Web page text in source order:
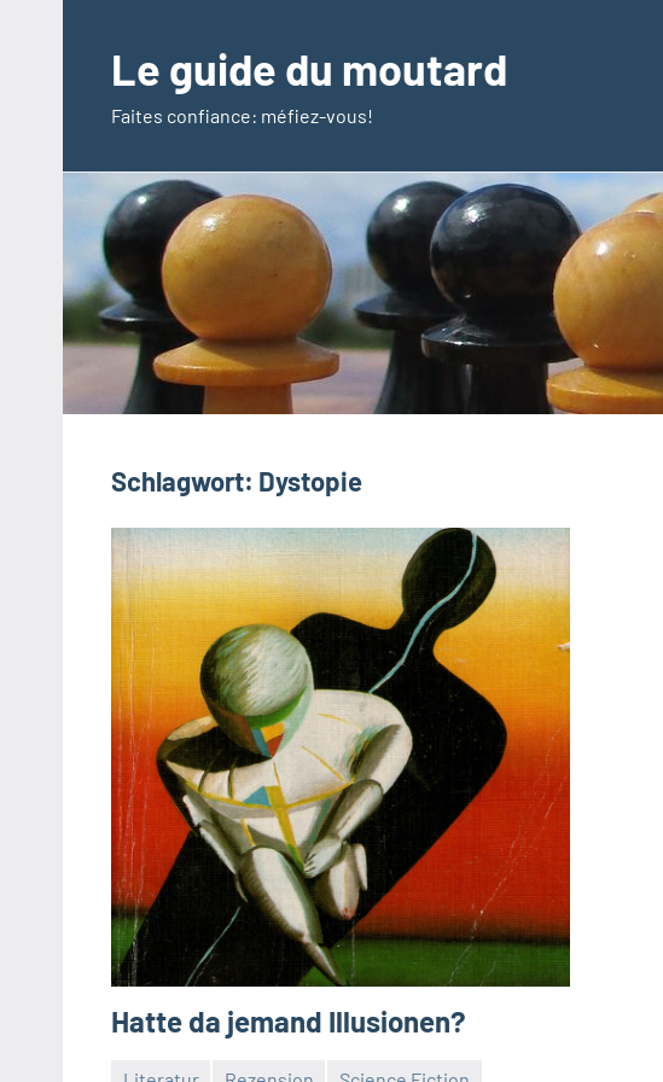
springenLe guide du moutard
Faites confiance: méfiez-vous!
Schlagwort: Dystopie
Hatte da jemand Illusionen?